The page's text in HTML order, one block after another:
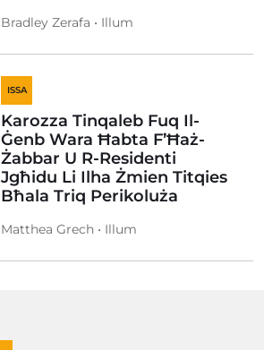
Bradley Zerafa • Illum
ISSA
Karozza Tinqaleb Fuq Il-
Ġenb Wara Ħabta F’Ħaż-
Żabbar U R-Residenti
Jgħidu Li Ilha Żmien Titqies
Bħala Triq Perikoluża
Matthea Grech • Illum